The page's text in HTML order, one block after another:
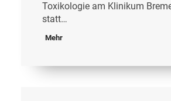
Toxikologie am Klinikum
statt…
Mehr